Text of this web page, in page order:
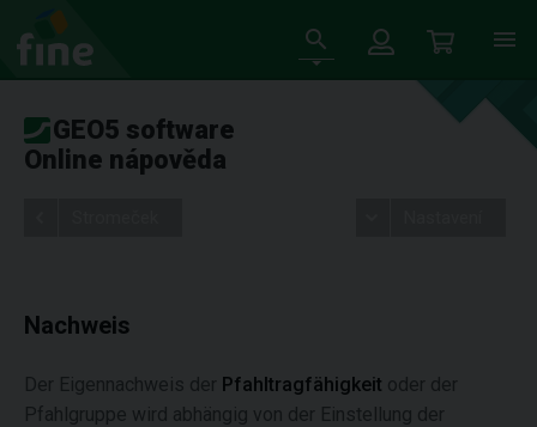
GEO5 software
Online nápověda
Nachweis
Der Eigennachweis der Pfahltragfähigkeit oder der
Pfahlgruppe wird abhängig von der Einstellung der